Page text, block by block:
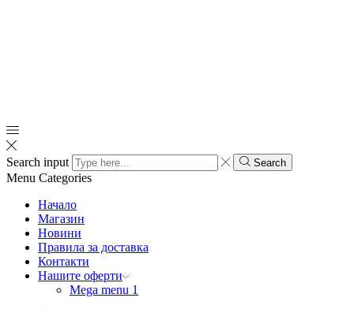
Search input Search
Menu Categories
Начало
Магазин
Новини
Правила за доставка
Контакти
Нашите оферти
Mega menu 1